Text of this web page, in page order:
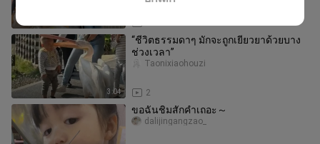
3:04
“ชีวิตธรรมดาๆ มักจะถูกเยียวยาด้วยบาง
ช่วงเวลา”
2
Taonixiaohouzi
ขอฉันชิมสักคำเถอะ～
dalijingangzao_